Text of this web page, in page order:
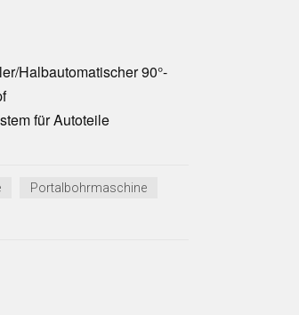
Halbautomatischer 90°-
für Autoteile
Portalbohrmaschine